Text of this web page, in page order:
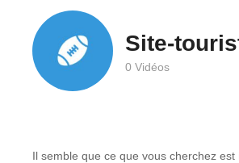
Site-
0 Vidéos
Il semble que ce que vous cherchez